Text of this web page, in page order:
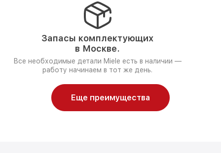
Запасы комплектующих
в Москве.
Все необходимые детали Miele есть в наличии —
работу начинаем в тот же день.
Еще преимущества